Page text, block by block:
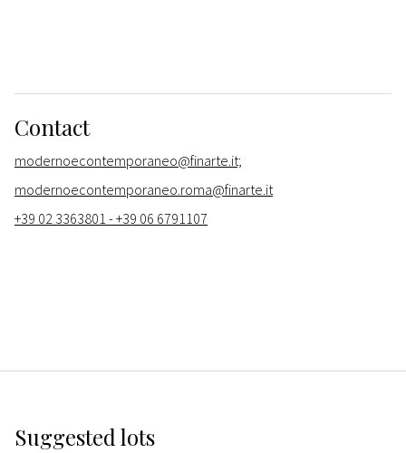
Contact
modernoecontemporaneo@finarte.it;
modernoecontemporaneo.roma@finarte.it
+39 02 3363801 - +39 06 6791107
Suggested lots